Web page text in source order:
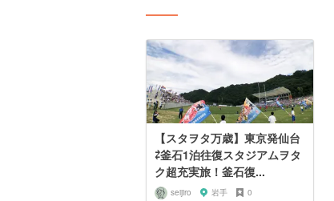
【スタヲタ万歳】東京発仙台
⇄釜石1泊往復スタジアムヲタ
ク超充実旅！釜石復...
seijiro 岩手 0